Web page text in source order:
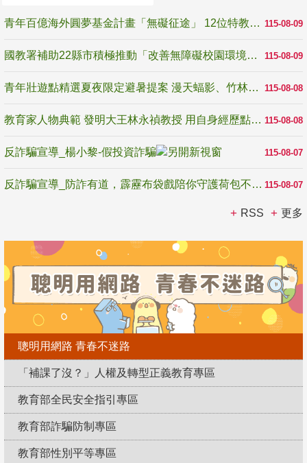
115-08-09
青年百億海外圓夢基金計畫「無礙征途」 12位特教與弱勢青年勇闖西班牙 跨越感官限制見證生命蛻變
115-08-09
國教署補助22縣市積極推動「改善無障礙校園環境計畫」 打造友善、安全、無礙學習空間
115-08-08
青年壯遊點精選夏夜限定避暑提案 漫天蝠影、竹林尋蛙、茶香夜觀 邀青年暮色出發
115-08-08
教育家人物典範 發明大王林永禎教授 用自身經歷點亮學生的路
115-08-07
反詐騙宣導_楊小黎-假投資詐騙
115-08-07
反詐騙宣導_防詐有道，霹靂布袋戲陪你守護荷包不受騙
RSS 更多
聰明用網路 青春不迷路
「補課了沒？」人權及轉型正義教育專區
教育部全民安全指引專區
教育部詐騙防制專區
教育部性別平等專區